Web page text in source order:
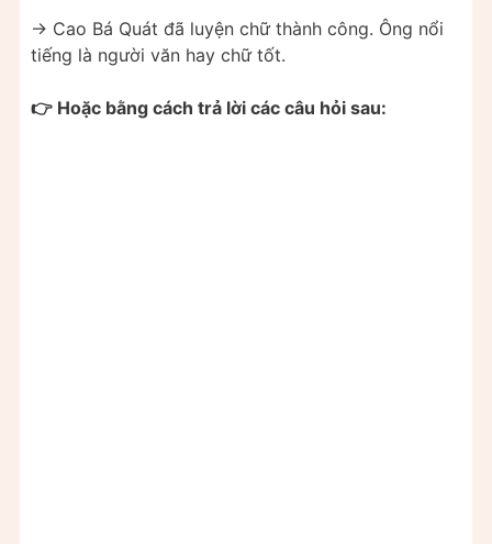
-> Cao Bá Quát đã luyện chữ thành công. Ông nổi
tiếng là người văn hay chữ tốt.
👉 Hoặc bằng cách trả lời các câu hỏi sau: